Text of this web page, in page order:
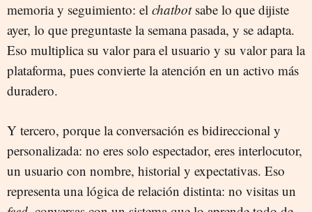
memoria y seguimiento: el chatbot sabe lo que dijiste
ayer, lo que preguntaste la semana pasada, y se adapta.
Eso multiplica su valor para el usuario y su valor para la
plataforma, pues convierte la atención en un activo más
duradero.
Y tercero, porque la conversación es bidireccional y
personalizada: no eres solo espectador, eres interlocutor,
un usuario con nombre, historial y expectativas. Eso
representa una lógica de relación distinta: no visitas un